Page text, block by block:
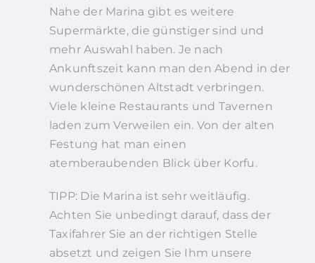
Nahe der Marina gibt es weitere
Supermärkte, die günstiger sind und
mehr Auswahl haben. Je nach
Ankunftszeit kann man den Abend in der
wunderschönen Altstadt verbringen.
Viele kleine Restaurants und Tavernen
laden zum Verweilen ein. Von der alten
Festung hat man einen
atemberaubenden Blick über Korfu.
TIPP: Die Marina ist sehr weitläufig.
Achten Sie unbedingt darauf, dass der
Taxifahrer Sie an der richtigen Stelle
absetzt und zeigen Sie Ihm unsere